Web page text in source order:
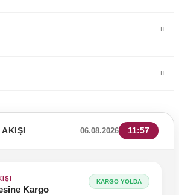
06.08.2026 11:57
Kargo
KARGO YOLDA